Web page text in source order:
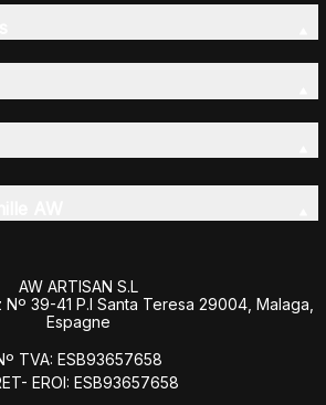
AW ARTISAN S.L
39-41 P.I Santa Teresa 29004, Malaga,
Espagne
TVA: ESB93657658
EROI: ESB93657658